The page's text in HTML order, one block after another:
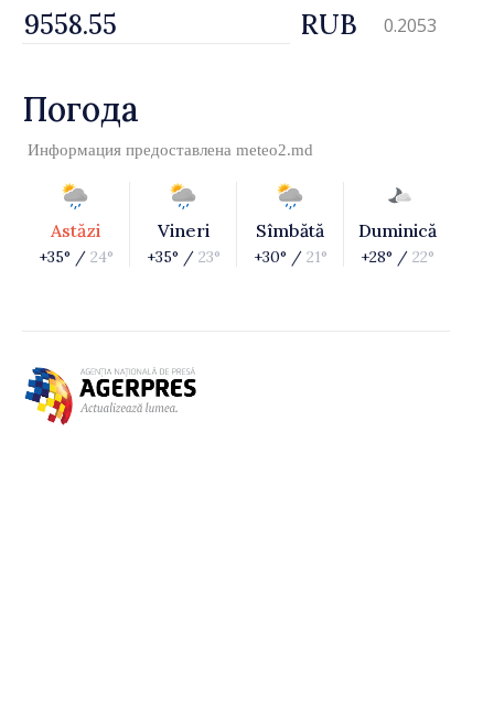
RUB 0.2053
Погода
Информация предоставлена meteo2.md
Astăzi
+35° / 24°
Vineri
+35° / 23°
Sîmbătă
+30° / 21°
Duminică
+28° / 22°